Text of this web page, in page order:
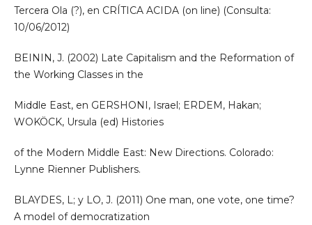
Tercera Ola (?), en CRÍTICA ACIDA (on line) (Consulta:
10/06/2012)
BEININ, J. (2002) Late Capitalism and the Reformation of
the Working Classes in the
Middle East, en GERSHONI, Israel; ERDEM, Hakan;
WOKÖCK, Ursula (ed) Histories
of the Modern Middle East: New Directions. Colorado:
Lynne Rienner Publishers.
BLAYDES, L; y LO, J. (2011) One man, one vote, one time?
A model of democratization